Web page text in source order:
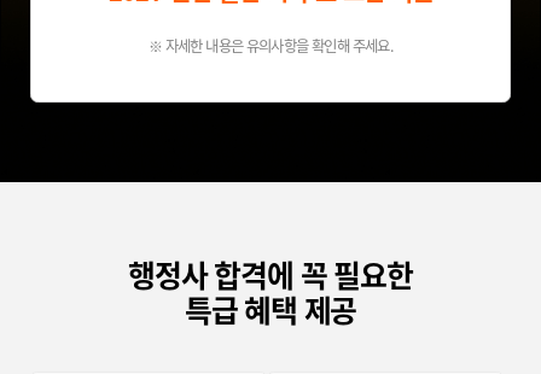
※ 자세한 내용은 유의사항을 확인해 주세요.
행정사 합격에 꼭 필요한
특급 혜택 제공